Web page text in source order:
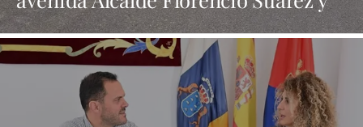
31 calles aledañas